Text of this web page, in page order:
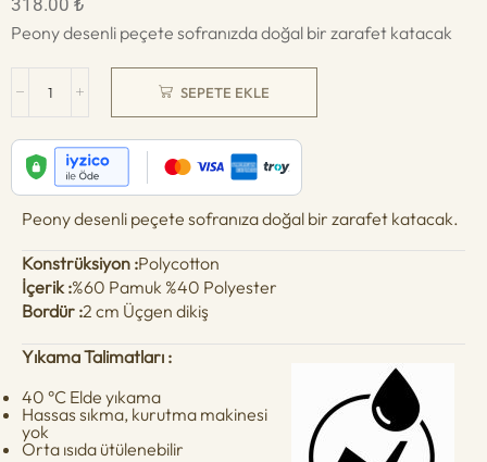
318.00 ₺
Peony desenli peçete sofranızda doğal bir zarafet katacak
SEPETE EKLE
Peony desenli peçete sofranıza doğal bir zarafet katacak.
Konstrüksiyon :Polycotton
İçerik :%60 Pamuk %40 Polyester
Bordür :2 cm Üçgen dikiş
Yıkama Talimatları :
40 °C Elde yıkama
Hassas sıkma, kurutma makinesi
yok
Orta ısıda ütülenebilir